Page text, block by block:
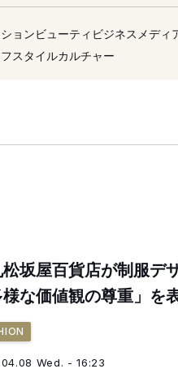
#デニム #コレクション
ション
#ワークウェア
ョンビューティ ビジネス メディ
スタイルカルチャー
松坂屋百貨店が制服デ
様な価値観の尊重」を
Wed. - 16:23